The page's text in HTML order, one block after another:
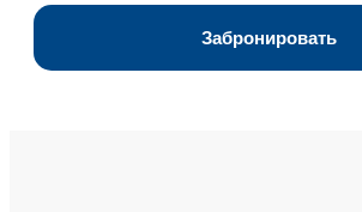
Забронировать